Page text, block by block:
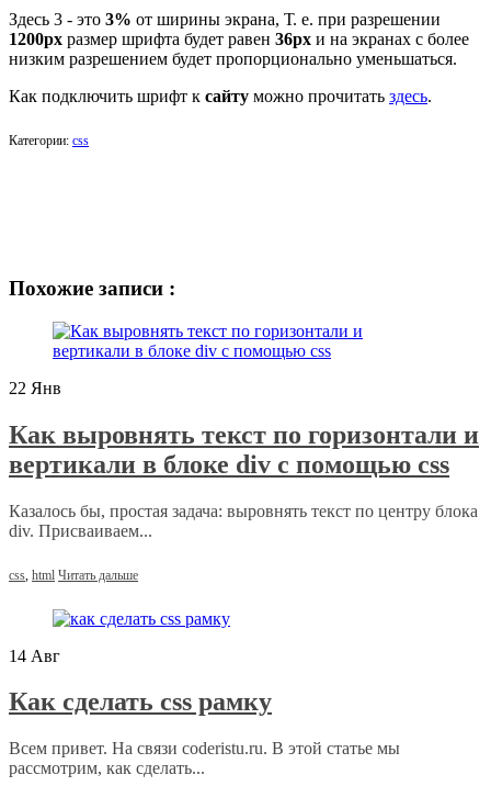
Здесь 3 - это 3% от ширины экрана, Т. е. при разрешении
1200px размер шрифта будет равен 36px и на экранах с более
низким разрешением будет пропорционально уменьшаться.
Как подключить шрифт к сайту можно прочитать здесь.
Категории: css
Похожие записи :
22 Янв
Как выровнять текст по горизонтали и
вертикали в блоке div с помощью css
Казалось бы, простая задача: выровнять текст по центру блока
div. Присваиваем...
css html Читать дальше
14 Авг
Как сделать css рамку
Всем привет. На связи coderistu.ru. В этой статье мы
рассмотрим, как сделать...